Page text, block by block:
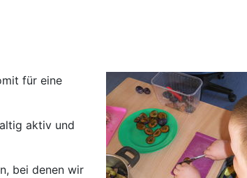
für eine
aktiv und
bei denen wir